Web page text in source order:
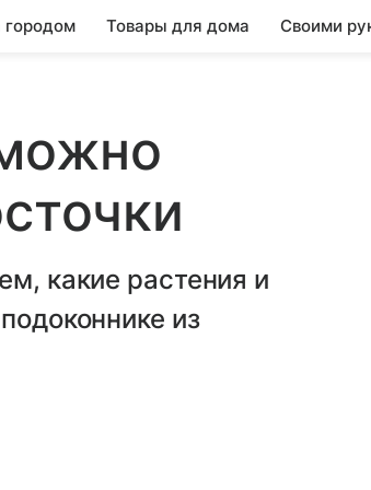
городом Товары для дома Своими
какие растения и
из